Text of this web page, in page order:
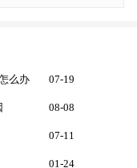
么办 07-19
08-08
07-11
01-24